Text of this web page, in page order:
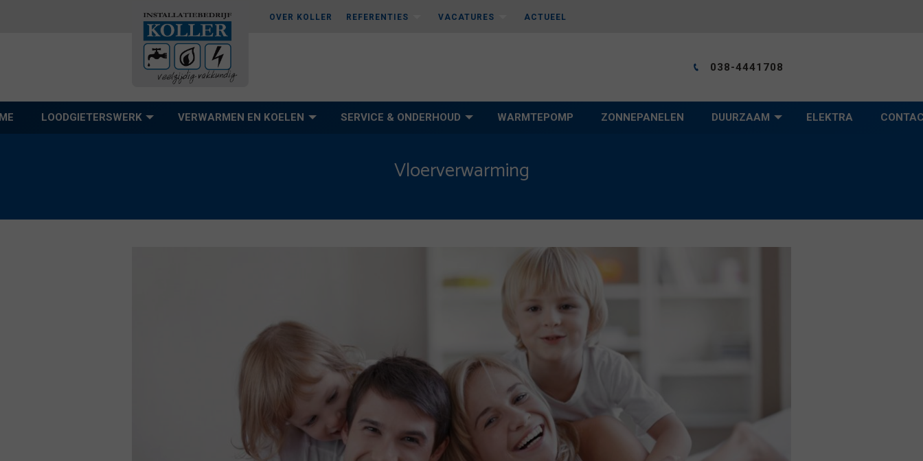
OVER KOLLER REFERENTIES VACATURES ACTUEEL
038-4441708
LOODGIETERSWERK VERWARMEN EN KOELEN SERVICE & ONDERHOUD WARMTEPOMP ZONNEPANELEN DUURZAAM ELEKTRA
Vloerverwarming